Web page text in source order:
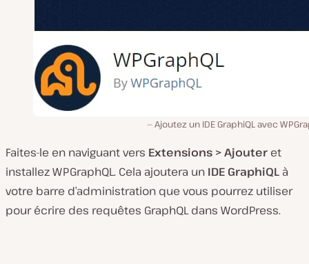
Ajoutez un IDE GraphiQL avec
Faites-le en naviguant vers Extensions > Ajouter et
installez WPGraphQL. Cela ajoutera un IDE GraphiQL à
votre barre d’administration que vous pourrez utiliser
pour écrire des requêtes GraphQL dans WordPress.